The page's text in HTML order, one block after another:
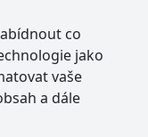
0100
7972 0237
co
jako
vaše
a dále